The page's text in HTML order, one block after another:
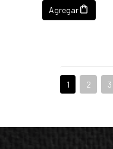
Agregar
1 2 3